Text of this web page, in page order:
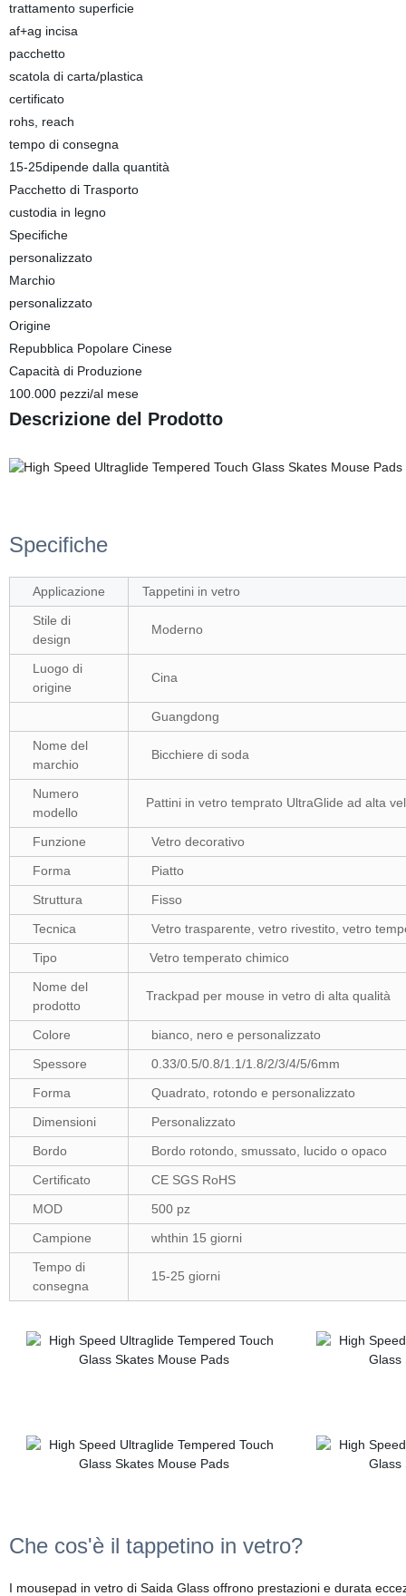
trattamento superficie
af+ag incisa
pacchetto
scatola di carta/plastica
certificato
rohs, reach
tempo di consegna
15-25dipende dalla quantità
Pacchetto di Trasporto
custodia in legno
Specifiche
personalizzato
Marchio
personalizzato
Origine
Repubblica Popolare Cinese
Capacità di Produzione
100.000 pezzi/al mese
Descrizione del Prodotto
Specifiche
Applicazione
Tappetini in vetro
Stile di
design
Moderno
Luogo di
origine
Cina
Guangdong
Nome del
marchio
Bicchiere di soda
Numero
modello
Pattini in vetro temprato UltraGlide ad alta
Funzione
Vetro decorativo
Forma
Piatto
Struttura
Fisso
Tecnica
Vetro trasparente, vetro rivestito, vetro
Tipo
Vetro temperato chimico
Nome del
prodotto
Trackpad per mouse in vetro di alta qualità
Colore
bianco, nero e personalizzato
Spessore
0.33/0.5/0.8/1.1/1.8/2/3/4/5/6mm
Forma
Quadrato, rotondo e personalizzato
Dimensioni
Personalizzato
Bordo
Bordo rotondo, smussato, lucido o opaco
Certificato
CE SGS RoHS
MOD
500 pz
Campione
whthin 15 giorni
Tempo di
consegna
15-25 giorni
Che cos'è il tappetino in vetro?
I mousepad in vetro di Saida Glass offrono prestazioni e durata